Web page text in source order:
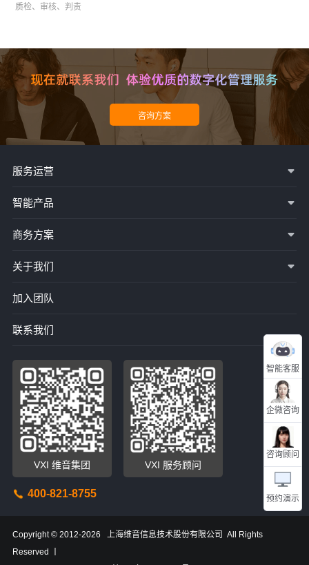
质检、审核、判责
智能客服
企微咨询
咨询顾问
预约演示
服务运营
智能产品
商务方案
关于我们
加入团队
联系我们
VXI 维音集团 VXI 服务顾问
400-821-8755
Copyright © 2012-2026 上海维音信息技术股份有限公司 All Rights
Reserved 丨